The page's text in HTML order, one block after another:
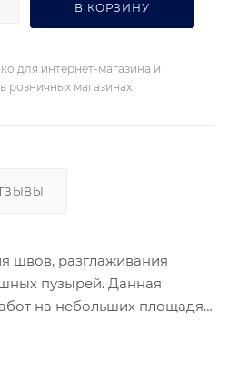
В КОРЗИНУ
для интернет-магазина и
розничных магазинах
швов, разглаживания
пузырей. Данная
на небольших площадях.